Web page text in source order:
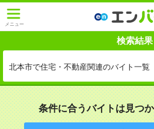
メニュー
検索結果
北本市で住宅・不動産関連のバイト一覧
条件に合うバイトは見つ